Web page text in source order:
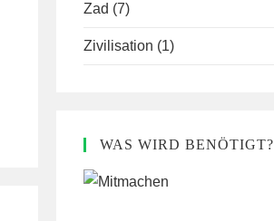
Zad (7)
Zivilisation (1)
WAS WIRD BENÖTIGT?